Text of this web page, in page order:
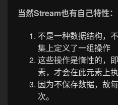
当然Stream也有自己特性：
不是一种数据结构，
集上定义了一组操作
这些操作是惰性的，
素，才会在此元素上
因为不保存数据，故
次。